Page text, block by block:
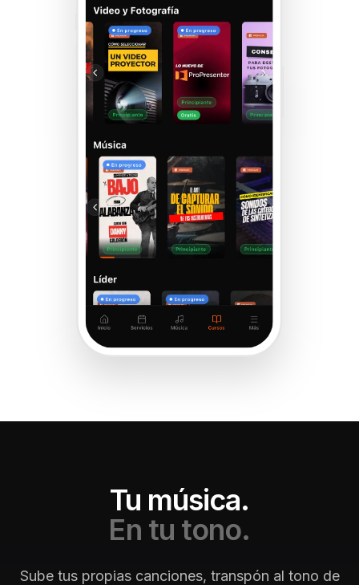
Tu música.
En tu tono.
Sube tus propias canciones, transpón al tono de